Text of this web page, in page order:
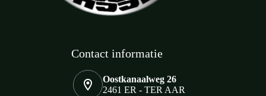
Contact informatie
Oostkanaalweg 26
2461 ER - TER AAR